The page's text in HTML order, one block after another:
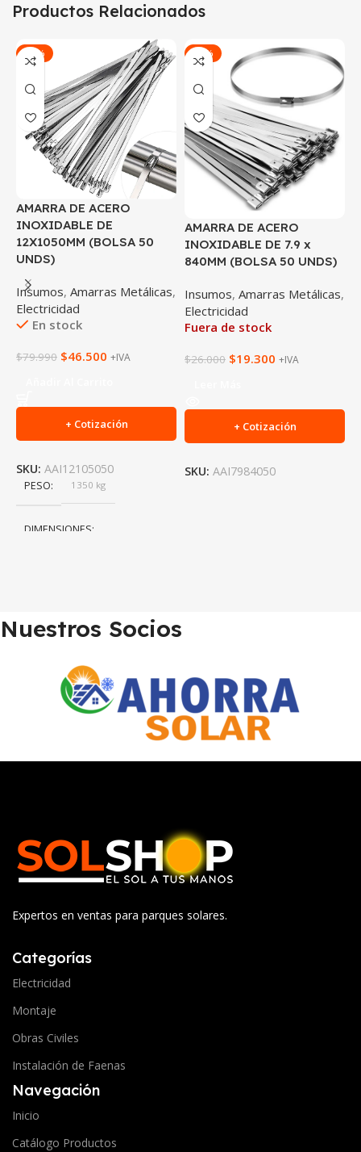
Productos Relacionados
-42%
AMARRA DE ACERO
INOXIDABLE DE
12X1050MM (BOLSA 50
UNDS)
Insumos, Amarras Metálicas,
Electricidad
En stock
$79.990 $46.500 +IVA
+ Cotización
SKU: AAI12105050
PESO 1350 kg
DIMENSIONES
-26%
AMARRA DE ACERO
INOXIDABLE DE 7.9 x
840MM (BOLSA 50 UNDS)
Insumos, Amarras Metálicas,
Electricidad
Fuera de stock
$26.000 $19.300 +IVA
+ Cotización
SKU: AAI7984050
Nuestros Socios
Expertos en ventas para parques solares.
Categorías
Electricidad
Montaje
Obras Civiles
Instalación de Faenas
Navegación
Inicio
Catálogo Productos